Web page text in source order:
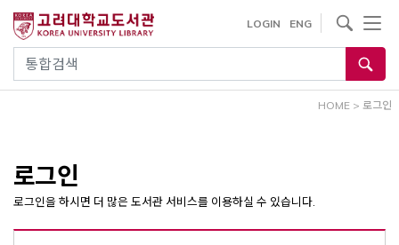
건
통합검색
LOGIN ENG
사이트내 검색
HOME > 로그인
로그인
로그인을 하시면 더 많은 도서관 서비스를 이용하실 수 있습니다.